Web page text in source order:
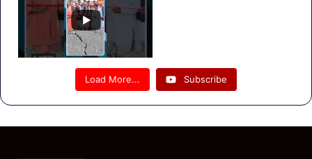
Load More... Subscribe